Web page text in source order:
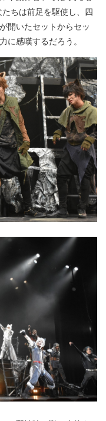
ちは前足を駆使し、四
開いたセットからセッ
に感嘆するだろう。